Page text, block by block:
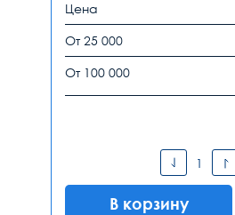
Цена
От 25 000
От 100 000
В корзину